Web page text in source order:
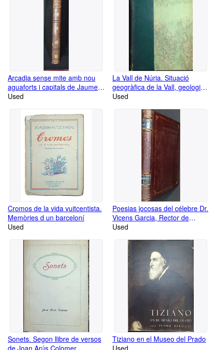
Arcadia sense mite amb nou
aguaforts i capitals de Jaume
Pla. Exemplar numerat i signat
Used
La Vall de Núria. Situació
geogràfica de la Vall, geologia,
geognòsia, flora de la Vall i els
Nuria, sumari d indulgències
Used
Cromos de la vida vuitcentista.
Memòries d un barceloní
Used
Poesias jocosas del célebre Dr.
Vicens Garcia, Rector de
Vallfogona
Used
Sonets. Segon llibre de versos
de Joan Arús Colomer.
Tiziano en el Museo del Prado
Used